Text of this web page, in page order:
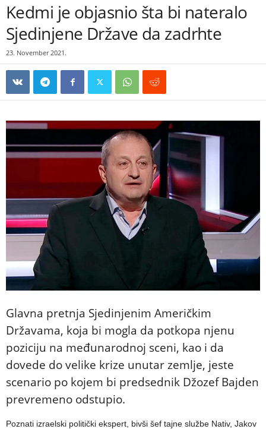
Kedmi je objasnio šta bi nateralo
Sjedinjene Države da zadrhte
23. November 2021.
Glavna pretnja Sjedinjenim Američkim
Državama, koja bi mogla da potkopa njenu
poziciju na međunarodnoj sceni, kao i da
dovede do velike krize unutar zemlje, jeste
scenario po kojem bi predsednik Džozef Bajden
prevremeno odstupio.
Poznati izraelski politički ekspert, bivši šef tajne službe Nativ, Jakov